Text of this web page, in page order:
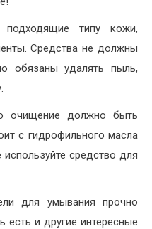
типу кожи,
Средства не должны
обязаны удалять пыль,
очищение должно быть
с гидрофильного масла
средство для
для умывания прочно
и другие интересные